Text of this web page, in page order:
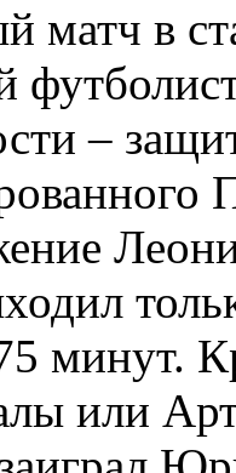
матч в
–
минут.
или